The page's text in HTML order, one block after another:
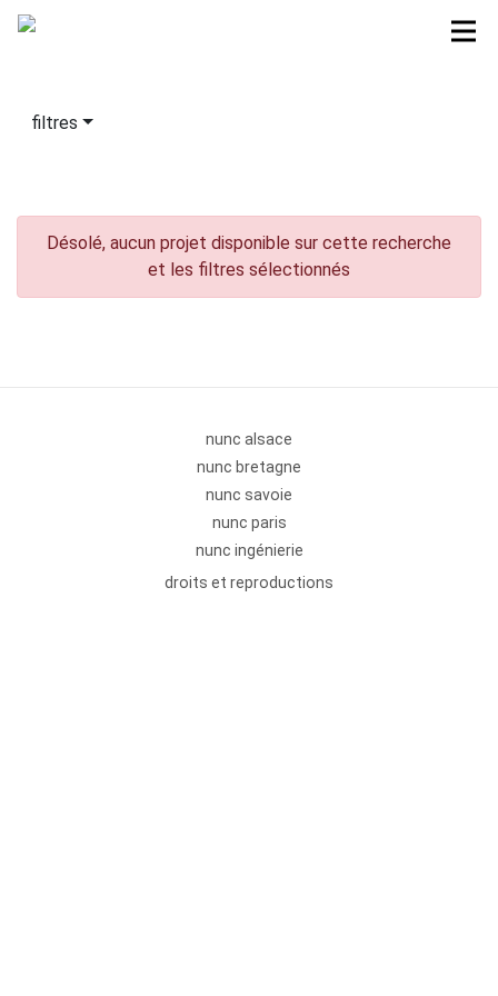
filtres
Désolé, aucun projet disponible sur cette recherche
et les filtres sélectionnés
nunc alsace
nunc bretagne
nunc savoie
nunc paris
nunc ingénierie
droits et reproductions